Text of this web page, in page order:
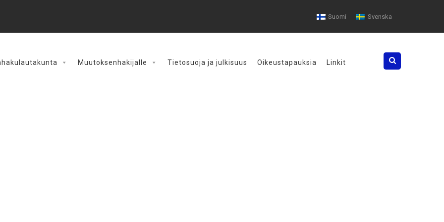
Suomi Svenska
Search
Muutoksenhakijalle Tietosuoja ja julkisuus Oikeustapauksia Linkit